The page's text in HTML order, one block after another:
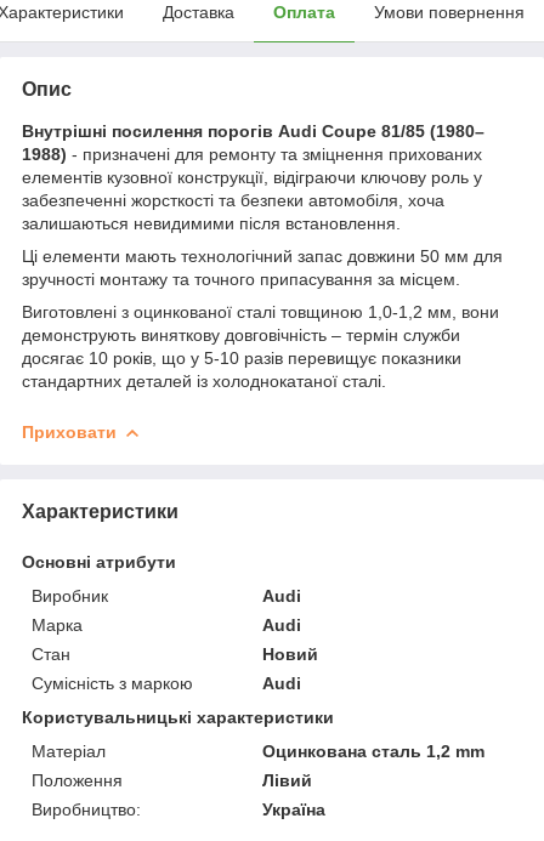
Доставка Оплата Умови повернення
Опис
Внутрішні посилення порогів Audi Coupe 81/85 (1980–
1988) - призначені для ремонту та зміцнення прихованих
елементів кузовної конструкції, відіграючи ключову роль у
забезпеченні жорсткості та безпеки автомобіля, хоча
залишаються невидимими після встановлення.
Ці елементи мають технологічний запас довжини 50 мм для
зручності монтажу та точного припасування за місцем.
Виготовлені з оцинкованої сталі товщиною 1,0-1,2 мм, вони
демонструють виняткову довговічність – термін служби
досягає 10 років, що у 5-10 разів перевищує показники
стандартних деталей із холоднокатаної сталі.
Приховати
Характеристики
Основні атрибути
Виробник
Audi
Марка
Audi
Стан
Новий
Сумісність з маркою
Audi
Користувальницькі характеристики
Матеріал
Оцинкована сталь 1,2 mm
Положення
Лівий
Виробництво:
Україна